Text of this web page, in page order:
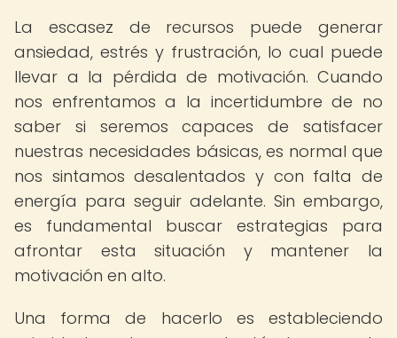
La escasez de recursos puede generar
ansiedad, estrés y frustración, lo cual puede
llevar a la pérdida de motivación. Cuando
nos enfrentamos a la incertidumbre de no
saber si seremos capaces de satisfacer
nuestras necesidades básicas, es normal que
nos sintamos desalentados y con falta de
energía para seguir adelante. Sin embargo,
es fundamental buscar estrategias para
afrontar esta situación y mantener la
motivación en alto.
Una forma de hacerlo es estableciendo